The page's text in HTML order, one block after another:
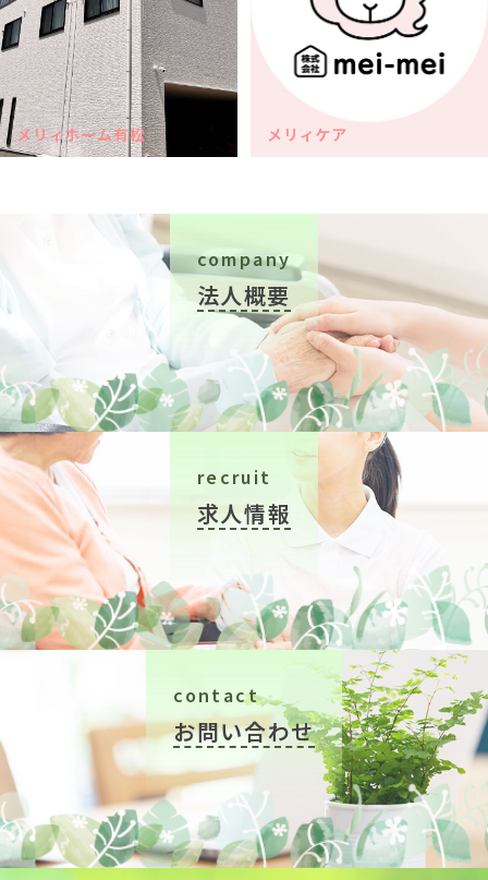
メリィホーム有松 メリィケア
company
法人概要
recruit
求人情報
contact
お問い合わせ